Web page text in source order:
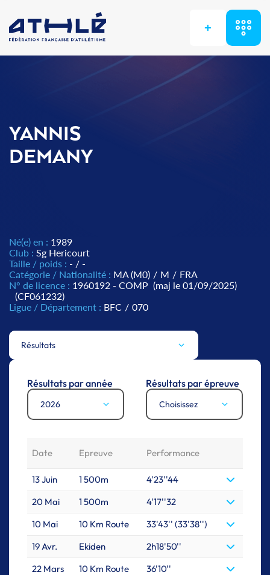
+
YANNIS
DEMANY
Né(e) en : 1989
Club : Sg Hericourt
Taille / poids : - / -
Catégorie / Nationalité : MA (M0) / M / FRA
N° de licence : 1960192 - COMP (maj le 01/09/2025)
(CF061232)
Ligue / Département : BFC / 070
Résultats
Résultats par année
2026
Résultats par épreuve
Choisissez
Date Epreuve Performance
13 Juin 1 500m
4'23''44
20 Mai
1 500m
4'17''32
10 Mai
10 Km Route
33'43'' (33'38'')
19 Avr.
Ekiden
2h18'50''
22 Mars
10 Km Route 36'10''